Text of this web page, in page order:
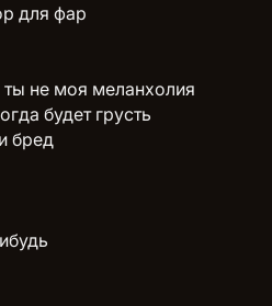
для фар
не моя меланхолия
будет грусть
бред